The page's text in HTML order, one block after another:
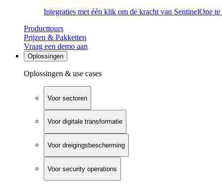
Integraties met één klik om de kracht van SentinelOne te
Producttours
Prijzen & Pakketten
Vraag een demo aan
Oplossingen
Oplossingen & use cases
Voor sectoren
Voor digitale transformatie
Voor dreigingsbescherming
Voor security operations